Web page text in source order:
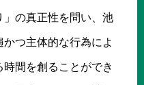
」の真正性を問い、池
つ主体的な行為によ
間を創ることができ